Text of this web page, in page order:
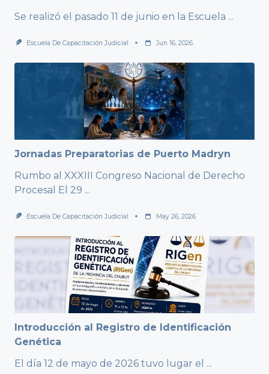
Se realizó el pasado 11 de junio en la Escuela ...
Escuela De Capacitación Judicial Jun 16, 2026
Jornadas Preparatorias de Puerto Madryn
Rumbo al XXXIII Congreso Nacional de Derecho
Procesal El 29 ...
Escuela De Capacitación Judicial May 26, 2026
Introducción al Registro de Identificación
Genética
El día 12 de mayo de 2026 tuvo lugar el ...